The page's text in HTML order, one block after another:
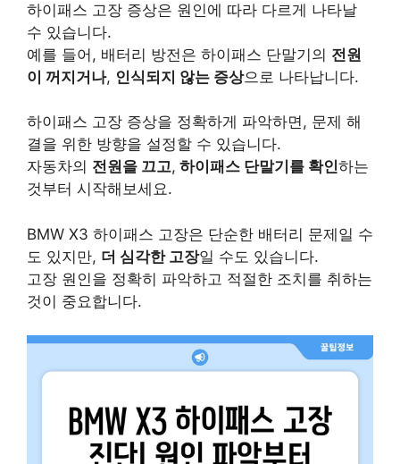
하이패스 고장 증상은 원인에 따라 다르게 나타날
수 있습니다.
예를 들어, 배터리 방전은 하이패스 단말기의 전원
이 꺼지거나, 인식되지 않는 증상으로 나타납니다.
하이패스 고장 증상을 정확하게 파악하면, 문제 해
결을 위한 방향을 설정할 수 있습니다.
자동차의 전원을 끄고, 하이패스 단말기를 확인하는
것부터 시작해보세요.
BMW X3 하이패스 고장은 단순한 배터리 문제일 수
도 있지만, 더 심각한 고장일 수도 있습니다.
고장 원인을 정확히 파악하고 적절한 조치를 취하는
것이 중요합니다.